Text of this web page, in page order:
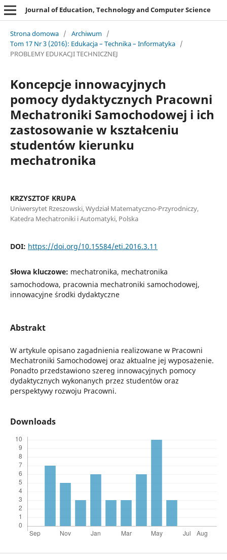
Journal of Education, Technology and Computer Science
Strona domowa / Archiwum /
Tom 17 Nr 3 (2016): Edukacja – Technika – Informatyka /
PROBLEMY EDUKACJI TECHNICZNEJ
Koncepcje innowacyjnych
pomocy dydaktycznych Pracowni
Mechatroniki Samochodowej i ich
zastosowanie w kształceniu
studentów kierunku
mechatronika
KRZYSZTOF KRUPA
Uniwersytet Rzeszowski, Wydział Matematyczno-Przyrodniczy,
Katedra Mechatroniki i Automatyki, Polska
DOI: https://doi.org/10.15584/eti.2016.3.11
Słowa kluczowe: mechatronika, mechatronika
samochodowa, pracownia mechatroniki samochodowej,
innowacyjne środki dydaktyczne
Abstrakt
W artykule opisano zagadnienia realizowane w Pracowni
Mechatroniki Samochodowej oraz aktualne jej wyposażenie.
Ponadto przedstawiono szereg innowacyjnych pomocy
dydaktycznych wykonanych przez studentów oraz
perspektywy rozwoju Pracowni.
Downloads